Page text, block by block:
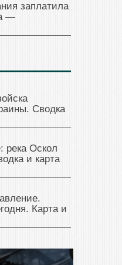
заплатила
—
Сводка
река Оскол
и карта
Карта и